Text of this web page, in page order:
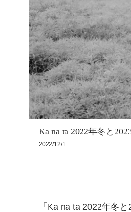
Ka na ta 2022年冬と
2022/12/1
「Ka na ta 2022年冬と